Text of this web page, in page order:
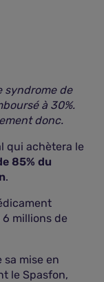
syndrome de
à 30%.
donc.
qui achètera le
85% du
.
millions de
sa mise en
le Spasfon,